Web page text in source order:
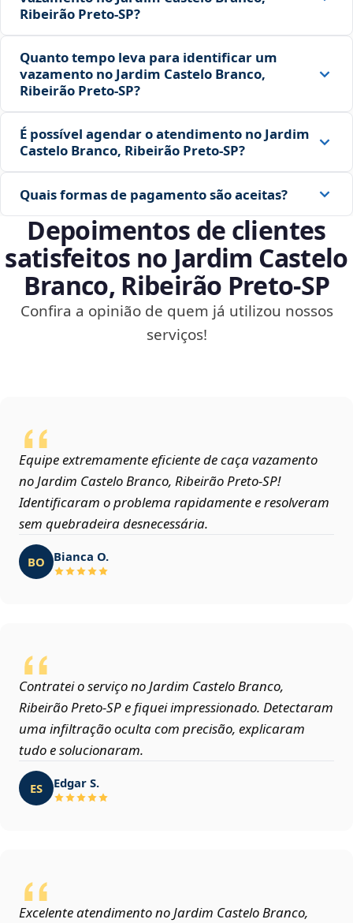
Ribeirão Preto‑SP?
Quanto tempo leva para identificar um
vazamento no Jardim Castelo Branco,
Ribeirão Preto‑SP?
É possível agendar o atendimento no Jardim
Castelo Branco, Ribeirão Preto‑SP?
Quais formas de pagamento são aceitas?
Depoimentos de clientes
satisfeitos no Jardim Castelo
Branco, Ribeirão Preto‑SP
Confira a opinião de quem já utilizou nossos
serviços!
Equipe extremamente eficiente de caça vazamento
no Jardim Castelo Branco, Ribeirão Preto‑SP!
Identificaram o problema rapidamente e resolveram
sem quebradeira desnecessária.
BO Bianca O.
Contratei o serviço no Jardim Castelo Branco,
Ribeirão Preto‑SP e fiquei impressionado. Detectaram
uma infiltração oculta com precisão, explicaram
tudo e solucionaram.
ES Edgar S.
Excelente atendimento no Jardim Castelo Branco,